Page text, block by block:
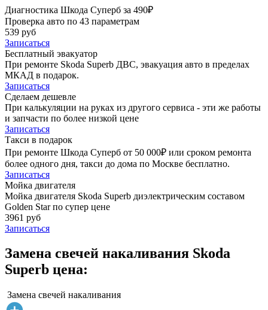
Диагностика Шкода Суперб за 490₽
Проверка авто по 43 параметрам
539 руб
Записаться
Бесплатный эвакуатор
При ремонте Skoda Superb ДВС, эвакуация авто в пределах
МКАД в подарок.
Записаться
Сделаем дешевле
При калькуляции на руках из другого сервиса - эти же работы
и запчасти по более низкой цене
Записаться
Такси в подарок
При ремонте Шкода Суперб от 50 000₽ или сроком ремонта
более одного дня, такси до дома по Москве бесплатно.
Записаться
Мойка двигателя
Мойка двигателя Skoda Superb диэлектрическим составом
Golden Star по супер цене
3961 руб
Записаться
Замена свечей накаливания Skoda
Superb цена:
Замена свечей накаливания